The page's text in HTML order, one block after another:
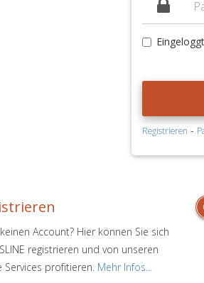
Registrieren -
Account? Hier können Sie sich
registrieren und von unseren
Services profitieren. Mehr Infos...